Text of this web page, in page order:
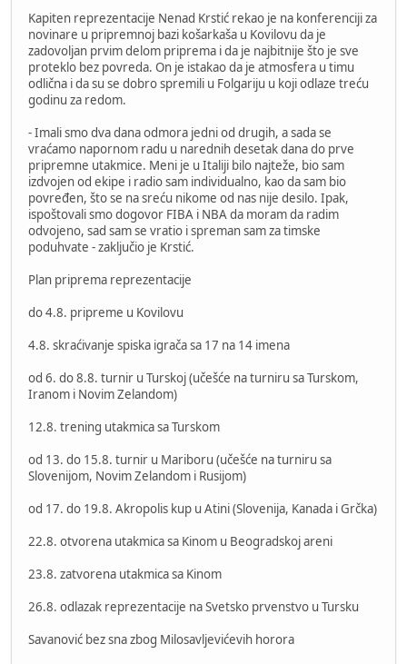
Kapiten reprezentacije Nenad Krstić rekao je na konferenciji za
novinare u pripremnoj bazi košarkaša u Kovilovu da je
zadovoljan prvim delom priprema i da je najbitnije što je sve
proteklo bez povreda. On je istakao da je atmosfera u timu
odlična i da su se dobro spremili u Folgariju u koji odlaze treću
godinu za redom.
- Imali smo dva dana odmora jedni od drugih, a sada se
vraćamo napornom radu u narednih desetak dana do prve
pripremne utakmice. Meni je u Italiji bilo najteže, bio sam
izdvojen od ekipe i radio sam individualno, kao da sam bio
povređen, što se na sreću nikome od nas nije desilo. Ipak,
ispoštovali smo dogovor FIBA i NBA da moram da radim
odvojeno, sad sam se vratio i spreman sam za timske
poduhvate - zaključio je Krstić.
Plan priprema reprezentacije
do 4.8. pripreme u Kovilovu
4.8. skraćivanje spiska igrača sa 17 na 14 imena
od 6. do 8.8. turnir u Turskoj (učešće na turniru sa Turskom,
Iranom i Novim Zelandom)
12.8. trening utakmica sa Turskom
od 13. do 15.8. turnir u Mariboru (učešće na turniru sa
Slovenijom, Novim Zelandom i Rusijom)
od 17. do 19.8. Akropolis kup u Atini (Slovenija, Kanada i Grčka)
22.8. otvorena utakmica sa Kinom u Beogradskoj areni
23.8. zatvorena utakmica sa Kinom
26.8. odlazak reprezentacije na Svetsko prvenstvo u Tursku
Savanović bez sna zbog Milosavljevićevih horora